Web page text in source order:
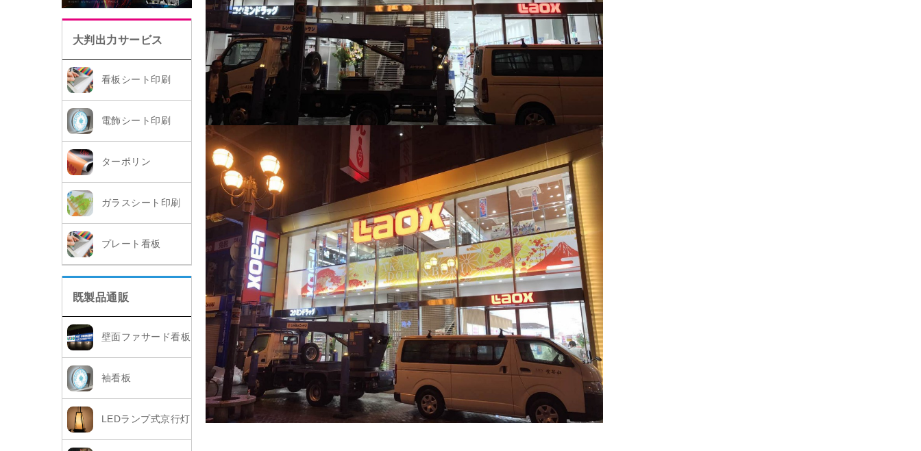
大判出力サービス
看板シート印刷
電飾シート印刷
ターポリン
ガラスシート印刷
プレート看板
既製品通販
壁面ファサード看板
袖看板
LEDランプ式京行灯